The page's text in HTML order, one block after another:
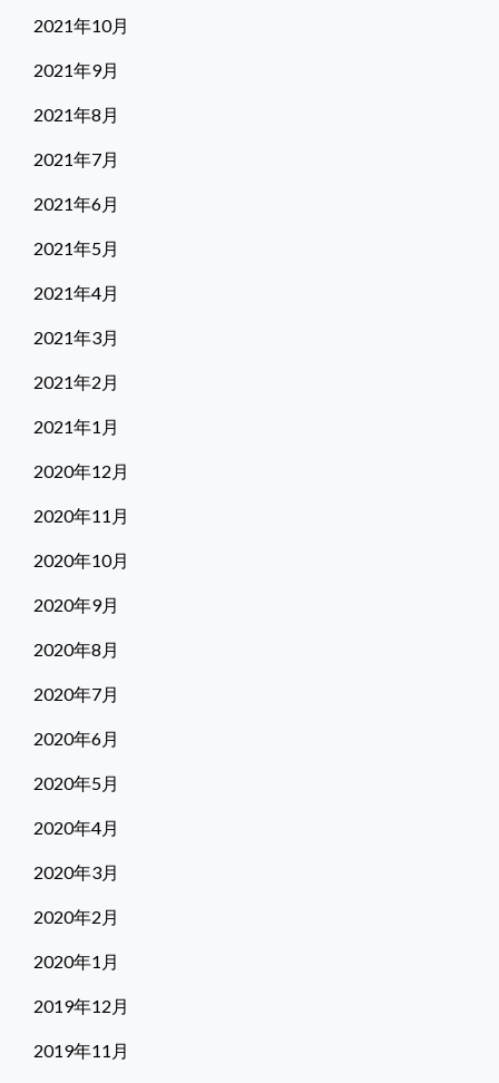
2021年10月
2021年9月
2021年8月
2021年7月
2021年6月
2021年5月
2021年4月
2021年3月
2021年2月
2021年1月
2020年12月
2020年11月
2020年10月
2020年9月
2020年8月
2020年7月
2020年6月
2020年5月
2020年4月
2020年3月
2020年2月
2020年1月
2019年12月
2019年11月